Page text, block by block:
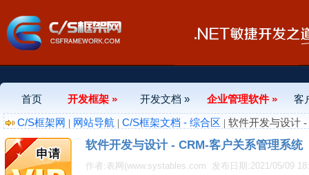
首页 开发框架 » 开发文档 » 企业管理软件 »
客
C/S框架网 | 网站导航 | C/S框架文档 - 综合区 | 软件开发与设计
软件开发与设计 - CRM-客户关系管理系统
作者:表网(www.systables.com 发布日期:2021/05/09